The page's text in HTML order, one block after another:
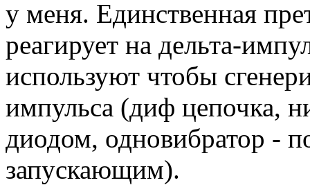
у меня. Единственная
реагирует на дельта-
используют чтобы
импульса (диф цепочка,
диодом, одновибратор -
запускающим).